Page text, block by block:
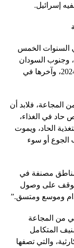
إسرائيل.
السنوات الخمس
عشرة الماضية: في الصومال في عام 2011، وجنوب السودان
في عامي 2017 و2020، والسودان في عام 2024، وآخرها في
المجاعة، فلابد أن
من نقص حاد في الغذاء،
الحاد، ويموت
بسبب الجوع أو سوء
مناطق مصنفة في
على وصول
وموسع ومتسق.”
من المجاعة
المتكامل
والتي تصفها